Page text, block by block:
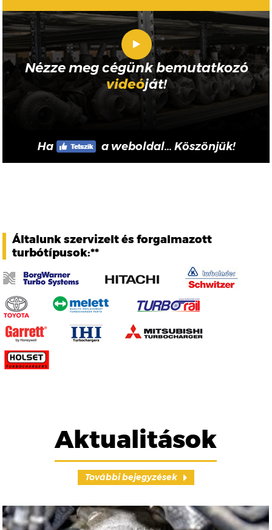
Nézze meg cégünk bemutatkozó
videóját!
Ha a weboldal... Köszönjük!
Általunk szervizelt és forgalmazott
turbótípusok:**
Aktualitások
További bejegyzések